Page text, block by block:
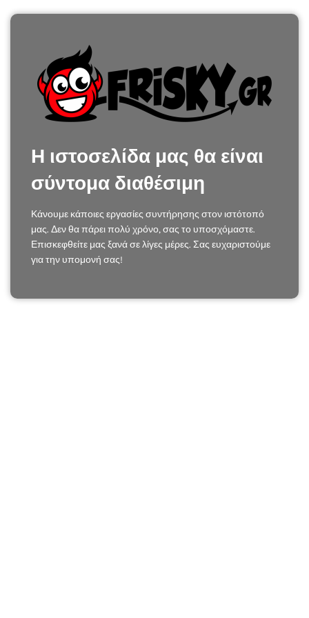
Η ιστοσελίδα μας θα είναι
σύντομα διαθέσιμη
Κάνουμε κάποιες εργασίες συντήρησης στον ιστότοπό
μας. Δεν θα πάρει πολύ χρόνο, σας το υποσχόμαστε.
Επισκεφθείτε μας ξανά σε λίγες μέρες. Σας ευχαριστούμε
για την υπομονή σας!